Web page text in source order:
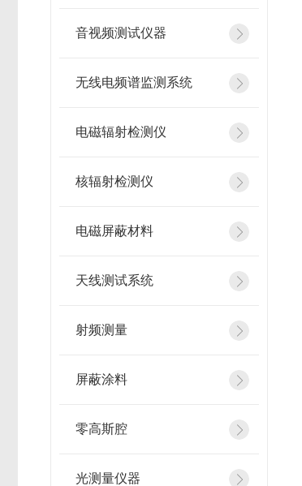
音视频测试仪器
无线电频谱监测系统
电磁辐射检测仪
核辐射检测仪
电磁屏蔽材料
天线测试系统
射频测量
屏蔽涂料
零高斯腔
光测量仪器